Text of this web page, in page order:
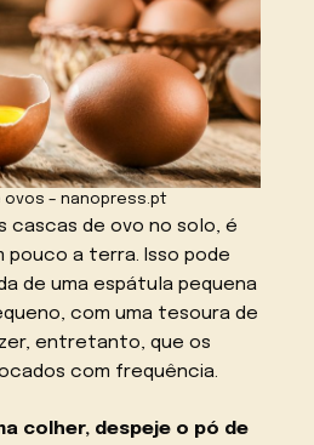
ovos – nanopress.pt
cascas de ovo no solo, é
pouco a terra. Isso pode
de uma espátula pequena
com uma tesoura de
entretanto, que os
com frequência.
colher, despeje o pó de